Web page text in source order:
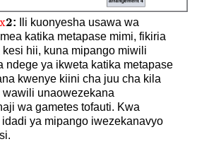
2
2: Ili kuonyesha usawa wa
katika metapase mimi, fikiria
kesi hii, kuna mipango miwili
ndege ya ikweta katika metapase
kwenye kiini cha juu cha kila
unaowezekana
wa gametes tofauti. Kwa
ya mipango iwezekanavyo